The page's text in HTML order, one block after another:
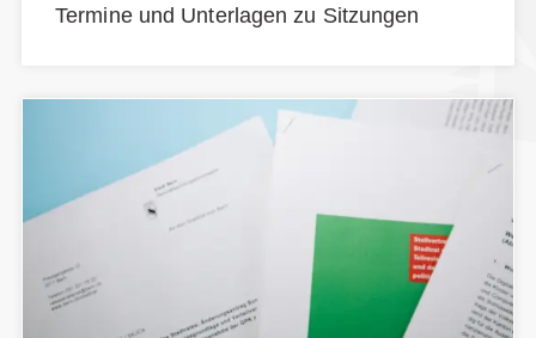
Termine und Unterlagen zu Sitzungen